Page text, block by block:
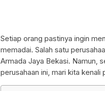
Setiap orang pastinya ingin
memadai. Salah satu
Armada Jaya Bekasi. Namun,
perusahaan ini, mari kita